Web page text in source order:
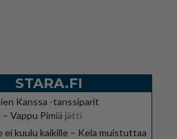
STARA.FI
Kanssa -tanssiparit
Vappu Pimiä jätti
ei kuulu kaikille – Kela muistuttaa